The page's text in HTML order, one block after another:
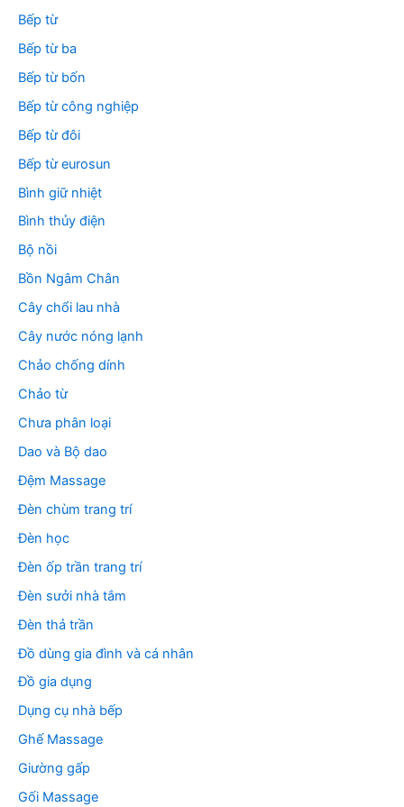
Bếp từ
Bếp từ ba
Bếp từ bốn
Bếp từ công nghiệp
Bếp từ đôi
Bếp từ eurosun
Bình giữ nhiệt
Bình thủy điện
Bộ nồi
Bồn Ngâm Chân
Cây chổi lau nhà
Cây nước nóng lạnh
Chảo chống dính
Chảo từ
Chưa phân loại
Dao và Bộ dao
Đệm Massage
Đèn chùm trang trí
Đèn học
Đèn ốp trần trang trí
Đèn sưởi nhà tắm
Đèn thả trần
Đồ dùng gia đình và cá nhân
Đồ gia dụng
Dụng cụ nhà bếp
Ghế Massage
Giường gấp
Gối Massage